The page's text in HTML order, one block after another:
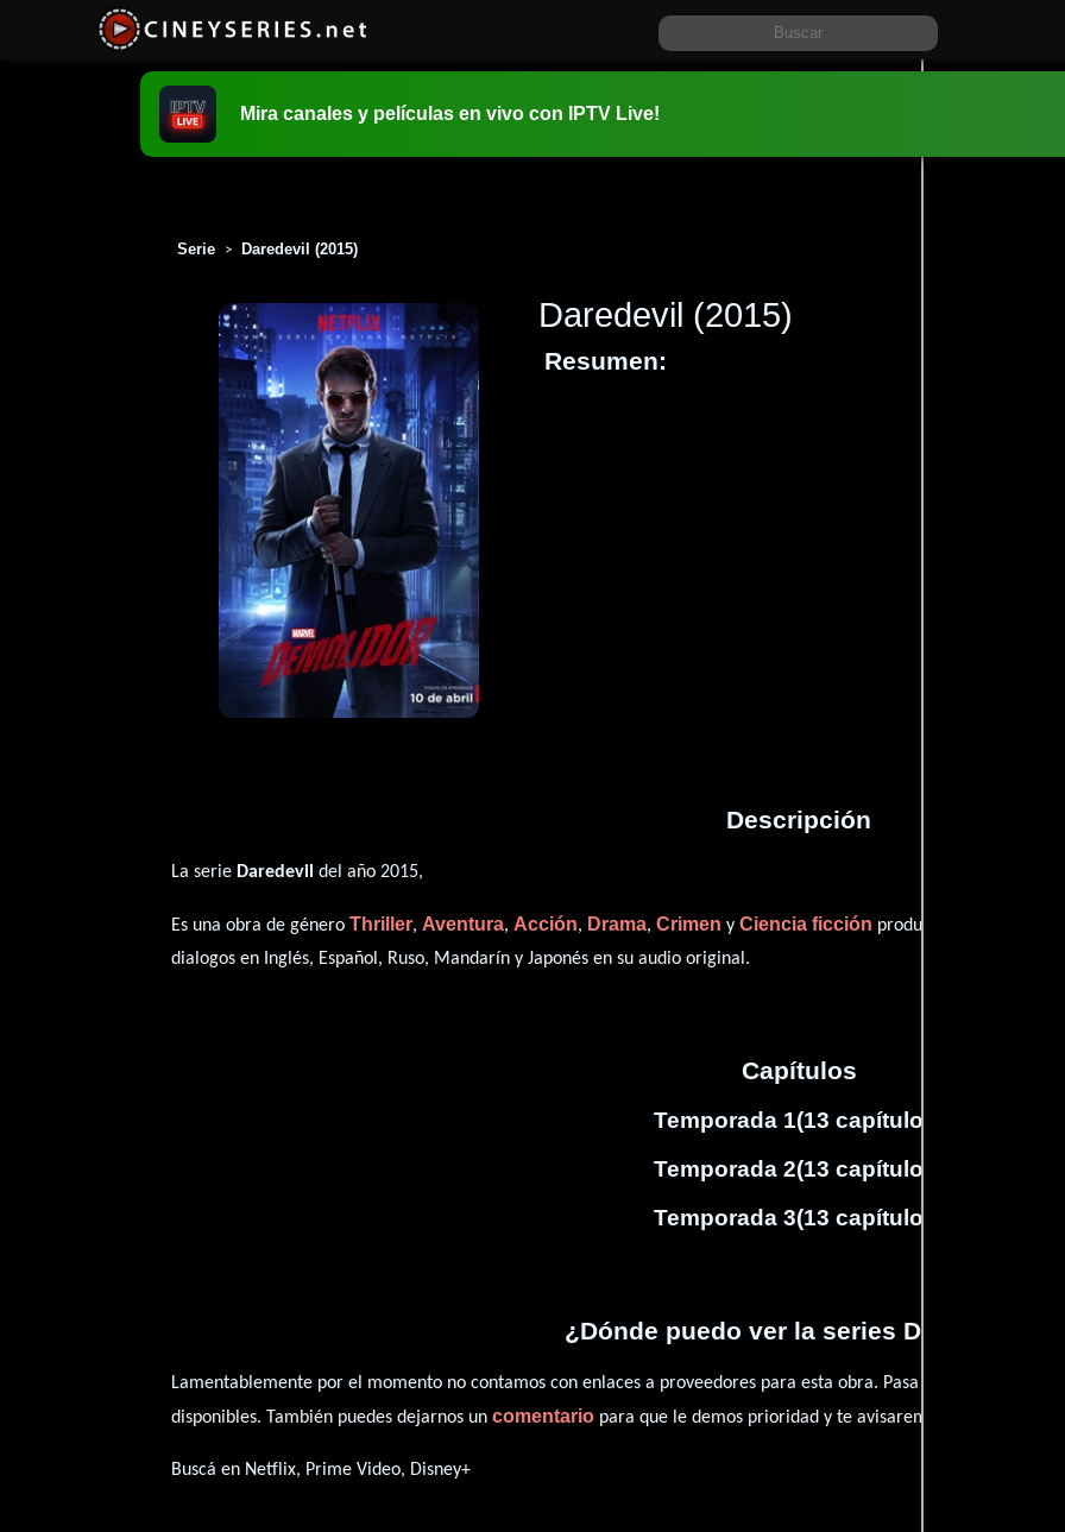
Mira canales y películas en vivo con IPTV Live!
Serie > Daredevil (2015)
Daredevil (2015)
Resumen:
Descripción
La serie Daredevil del año 2015,
Es una obra de géneroThriller,Aventura,Acción, Drama,Crimen yCiencia ficción producida en EE.UU..
dialogos en Inglés, Español , Ruso, Mandarín yJaponés en su audio original.
Capítulos
Temporada 1(13 capítulos)
Temporada 2(13 capítulos)
Temporada 3(13 capítulos)
¿Dónde puedo ver la series Daredevil?
Lamentablemente por el momento no contamos con enlaces a proveedores para esta obra. Pasa por nuestro
disponibles. También puedes dejarnos uncomentario para que le demos prioridad y te avisaremos cuando se
Buscá en Netflix, Prime Video, Disney+